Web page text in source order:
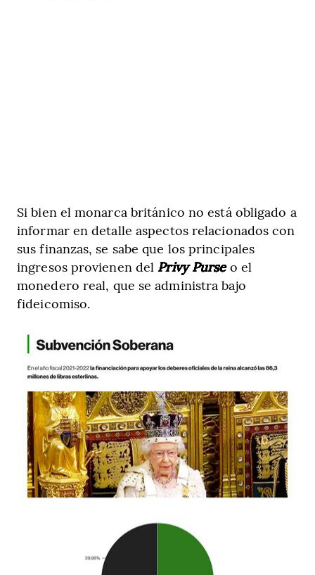
Si bien el monarca británico no está obligado a
informar en detalle aspectos relacionados con
sus finanzas, se sabe que los principales
ingresos provienen delPrivy Purseo el
monedero real, que se administra bajo
fideicomiso.